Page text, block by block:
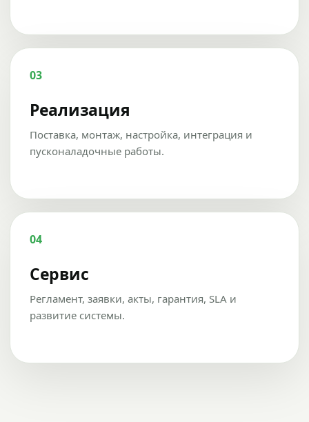
03
Реализация
Поставка, монтаж, настройка, интеграция и
пусконаладочные работы.
04
Сервис
Регламент, заявки, акты, гарантия, SLA и
развитие системы.